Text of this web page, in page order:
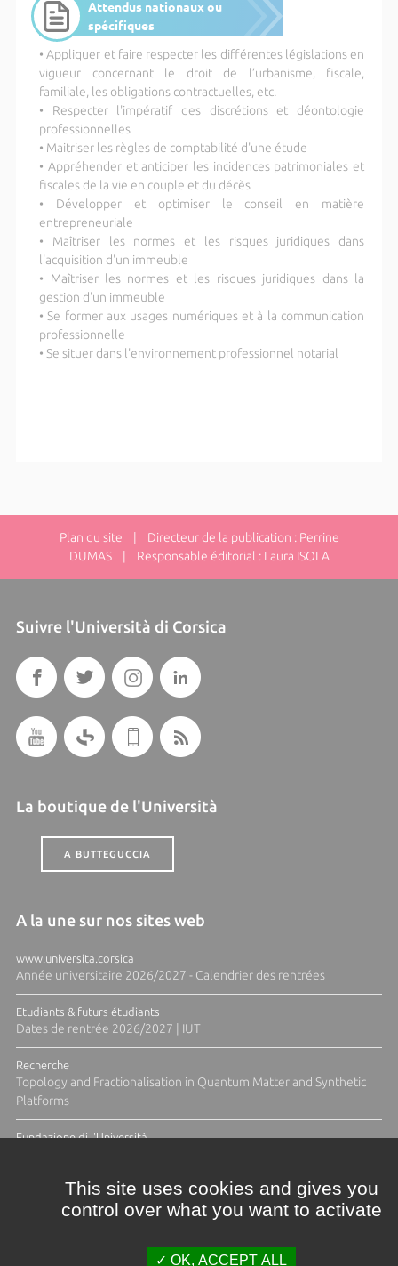
Attendus nationaux ou
spécifiques
• Appliquer et faire respecter les différentes législations en
vigueur concernant le droit de l’urbanisme, fiscale,
familiale, les obligations contractuelles, etc.
• Respecter l'impératif des discrétions et déontologie
professionnelles
• Maitriser les règles de comptabilité d'une étude
• Appréhender et anticiper les incidences patrimoniales et
fiscales de la vie en couple et du décès
• Développer et optimiser le conseil en matière
entrepreneuriale
• Maîtriser les normes et les risques juridiques dans
l'acquisition d'un immeuble
• Maîtriser les normes et les risques juridiques dans la
gestion d'un immeuble
• Se former aux usages numériques et à la communication
professionnelle
• Se situer dans l'environnement professionnel notarial
Plan du site | Directeur de la publication : Perrine
DUMAS | Responsable éditorial : Laura ISOLA
Suivre l'Università di Corsica
La boutique de l'Università
A BUTTEGUCCIA
A la une sur nos sites web
www.universita.corsica
Année universitaire 2026/2027 - Calendrier des rentrées
Etudiants & futurs étudiants
Dates de rentrée 2026/2027 | IUT
Recherche
Topology and Fractionalisation in Quantum Matter and Synthetic
Platforms
Fundazione di l'Università
This site uses cookies and gives you
control over what you want to activate
OK, ACCEPT ALL